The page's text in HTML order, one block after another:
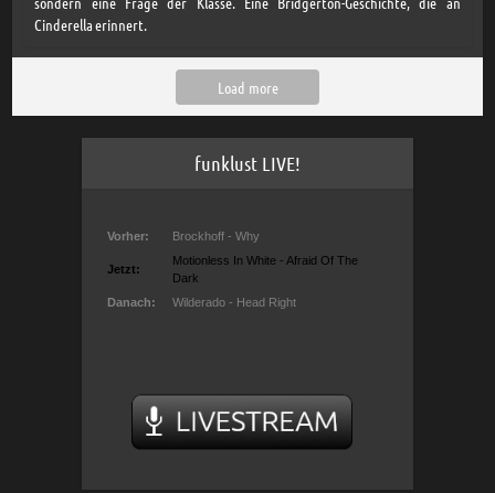
Cinderella erinnert.
Load more
funklust LIVE!